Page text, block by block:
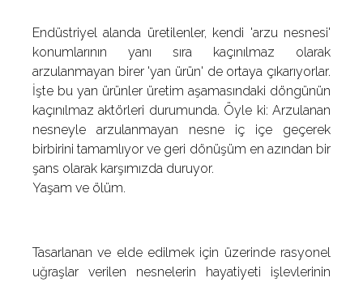
Endüstriyel alanda üretilenler, kendi 'arzu nesnesi'
konumlarının yanı sıra kaçınılmaz olarak
arzulanmayan birer 'yan ürün' de ortaya çıkarıyorlar.
İşte bu yan ürünler üretim aşamasındaki döngünün
kaçınılmaz aktörleri durumunda. Öyle ki: Arzulanan
nesneyle arzulanmayan nesne iç içe geçerek
birbirini tamamlıyor ve geri dönüşüm en azından bir
şans olarak karşımızda duruyor.
Yaşam ve ölüm.
Tasarlanan ve elde edilmek için üzerinde rasyonel
uğraşlar verilen nesnelerin hayatiyeti işlevlerinin